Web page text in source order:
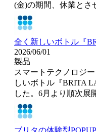
(金)の期間、休業とさ
全く新しいボトル『
2026/06/01
製品
スマートテクノロジ
しいボトル『BRITA
した。6月より順次展